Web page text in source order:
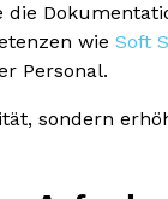
wie Soft
Personal.
sondern